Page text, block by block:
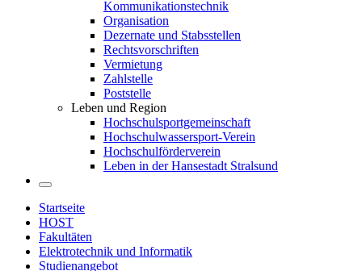
Kommunikationstechnik
Organisation
Dezernate und Stabsstellen
Rechtsvorschriften
Vermietung
Zahlstelle
Poststelle
Leben und Region
Hochschulsportgemeinschaft
Hochschulwassersport-Verein
Hochschulförderverein
Leben in der Hansestadt Stralsund
Startseite
HOST
Fakultäten
Elektrotechnik und Informatik
Studienangebot